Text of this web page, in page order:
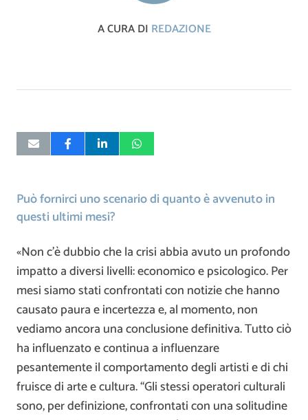
A CURA DI REDAZIONE
Può fornirci uno scenario di quanto è avvenuto in
questi ultimi mesi?
«Non c’è dubbio che la crisi abbia avuto un profondo
impatto a diversi livelli: economico e psicologico. Per
mesi siamo stati confrontati con notizie che hanno
causato paura e incertezza e, al momento, non
vediamo ancora una conclusione definitiva. Tutto ciò
ha influenzato e continua a influenzare
pesantemente il comportamento degli artisti e di chi
fruisce di arte e cultura. “Gli stessi operatori culturali
sono, per definizione, confrontati con una solitudine